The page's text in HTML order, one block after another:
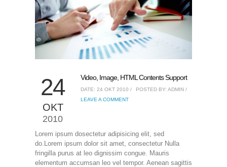
24
ΟΚΤ
2010
Video, Image, HTML Contents Support
DATE: 24 ΟΚΤ 2010 /
POSTED BY: ADMIN /
LEAVE A COMMENT
Lorem ipsum dosectetur adipisicing elit, sed
do.Lorem ipsum dolor sit amet, consectetur Nulla
fringilla purus at leo dignissim congue. Mauris
elementum accumsan leo vel tempor. Aenean sagittis